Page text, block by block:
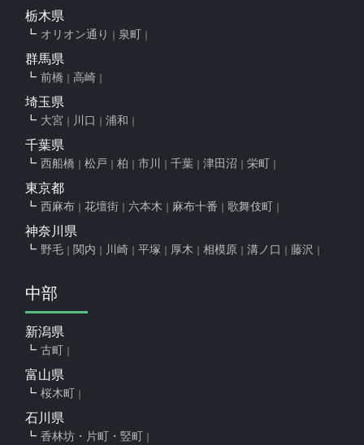
栃木県
オリオン通り 泉町
群馬県
前橋 高崎
埼玉県
大宮 川口 浦和
千葉県
西船橋 松戸 柏 市川 千葉 津田沼 栄町
東京都
西麻布 花壇街 六本木 麻布十番 歌舞伎町
神奈川県
野毛 関内 川崎 平塚 厚木 相模原 溝ノ口 藤沢
中部
新潟県
古町
富山県
桜木町
石川県
香林坊・片町・竪町